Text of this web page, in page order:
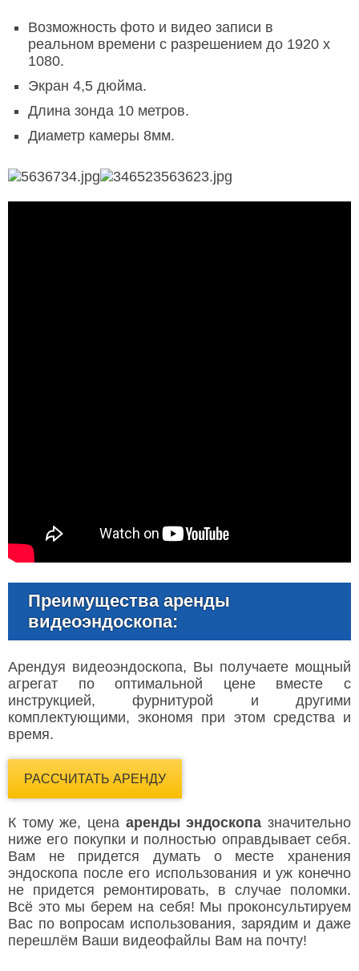
Возможность фото и видео записи в
реальном времени с разрешением до 1920 х
1080.
Экран 4,5 дюйма.
Длина зонда 10 метров.
Диаметр камеры 8мм.
Преимущества аренды
видеоэндоскопа:
Арендуя видеоэндоскопа, Вы получаете мощный
агрегат по оптимальной цене вместе с
инструкцией, фурнитурой и другими
комплектующими, экономя при этом средства и
время.
РАССЧИТАТЬ АРЕНДУ
К тому же, цена аренды эндоскопа значительно
ниже его покупки и полностью оправдывает себя.
Вам не придется думать о месте хранения
эндоскопа после его использования и уж конечно
не придется ремонтировать, в случае поломки.
Всё это мы берем на себя! Мы проконсультируем
Вас по вопросам использования, зарядим и даже
перешлём Ваши видеофайлы Вам на почту!